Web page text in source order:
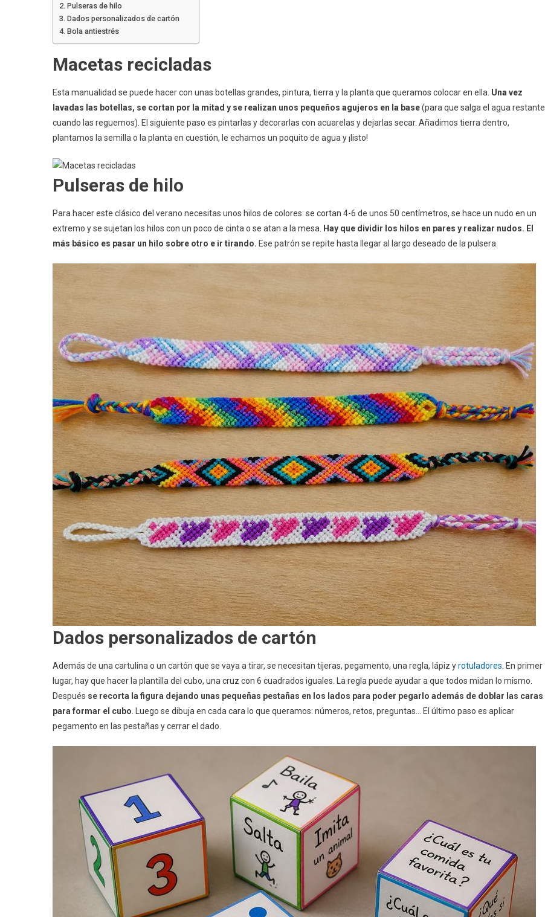
Pulseras de hilo
Dados personalizados de cartón
Bola antiestrés
Macetas recicladas
Esta manualidad se puede hacer con unas botellas grandes, pintura, tierra y la planta que queramos colocar en ella. Una vez
lavadas las botellas, se cortan por la mitad y se realizan unos pequeños agujeros en la base(para que salga el agua restante
cuando las reguemos). El siguiente paso es pintarlas y decorarlas con acuarelas y dejarlas secar. Añadimos tierra dentro,
plantamos la semilla o la planta en cuestión, le echamos un poquito de agua y ¡listo!
Pulseras de hilo
Para hacer este clásico del verano necesitas unos hilos de colores: se cortan 4-6 de unos 50 centímetros, se hace un nudo en un
extremo y se sujetan los hilos con un poco de cinta o se atan a la mesa.
Hay que dividir los hilos en pares y realizar nudos. El
más básico es pasar un hilo sobre otro e ir tirando. Ese patrón se repite hasta llegar al largo deseado de la pulsera.
Dados personalizados de cartón
Además de una cartulina o un cartón que se vaya a tirar, se necesitan tijeras, pegamento, una regla, lápiz yrotuladores . En primer
lugar, hay que hacer la plantilla del cubo, una cruz con 6 cuadrados iguales. La regla puede ayudar a que todos midan lo mismo.
Después se recorta la figura dejando unas pequeñas pestañas en los lados para poder pegarlo además de doblar las caras
para formar el cubo . Luego se dibuja en cada cara lo que queramos: números, retos, preguntas… El último paso es aplicar
pegamento en las pestañas y cerrar el dado.